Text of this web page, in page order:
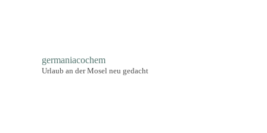
germaniacochem
Urlaub an der Mosel neu gedacht